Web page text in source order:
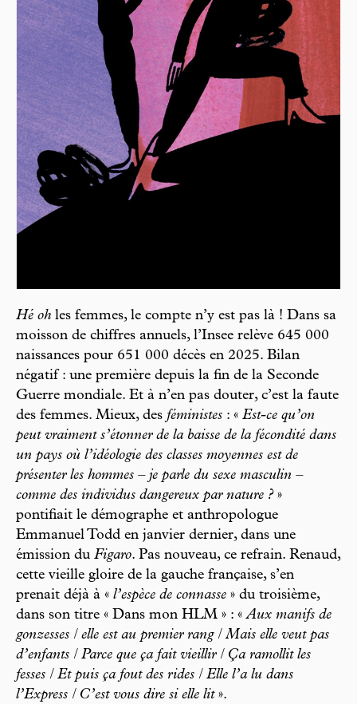
Hé oh les femmes, le compte n’y est pas là ! Dans sa
moisson de chiffres annuels, l’Insee relève 645 000
naissances pour 651 000 décès en 2025. Bilan
négatif : une première depuis la fin de la Seconde
Guerre mondiale. Et à n’en pas douter, c’est la faute
des femmes. Mieux, des féministes : « Est-ce qu’on
peut vraiment s’étonner de la baisse de la fécondité dans
un pays où l’idéologie des classes moyennes est de
présenter les hommes – je parle du sexe masculin –
comme des individus dangereux par nature ?»
pontifiait le démographe et anthropologue
Emmanuel Todd en janvier dernier, dans une
émission du Figaro. Pas nouveau, ce refrain. Renaud,
cette vieille gloire de la gauche française, s’en
prenait déjà à « l’espèce de connasse » du troisième,
dans son titre « Dans mon HLM » : «Aux manifs de
gonzesses / elle est au premier rang / Mais elle veut pas
d’enfants / Parce que ça fait vieillir / Ça ramollit les
fesses / Et puis ça fout des rides / Elle l’a lu dans
l’Express / C’est vous dire si elle lit».